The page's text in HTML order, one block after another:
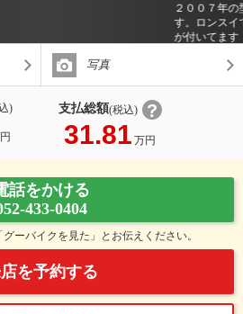
２００７年
す。ロンスイ
が付いてます
写真
) 支払総額(税込)
31.81 万円
話をかける
433-0404
ーバイクを見た」とお伝えください。
を予約する